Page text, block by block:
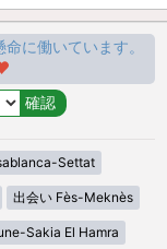
に働いています。
Settat
出会い Fès-Meknès
Sakia El Hamra